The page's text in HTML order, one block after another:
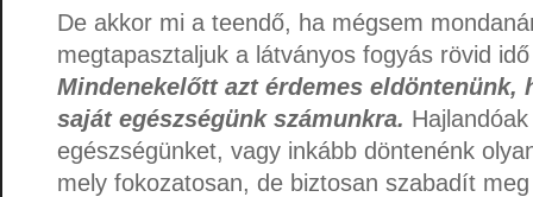
De akkor mi a teendő, ha mégsem
megtapasztaljuk a látványos fogyás rövid
Mindenekelőtt azt érdemes eldöntenünk,
saját egészségünk számunkra.
egészségünket, vagy inkább döntenénk
mely fokozatosan, de biztosan szabadít